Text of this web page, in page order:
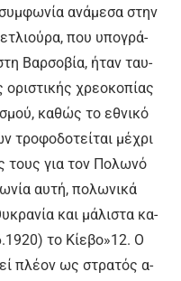
α­νά­με­σα στην
που υ­πο­γρά­
Βαρ­σο­βί­α, ή­ταν ταυ­
χρε­ο­κο­πί­ας
κα­θώς το ε­θνι­κό
τρο­φο­δο­τεί­ται μέ­χρι
τους για τον Πο­λω­νό
αυ­τή, πο­λω­νι­κά
και μά­λι­στα κα­
το Κί­ε­βο»12. Ο
πλέ­ον ως στρα­τός α­